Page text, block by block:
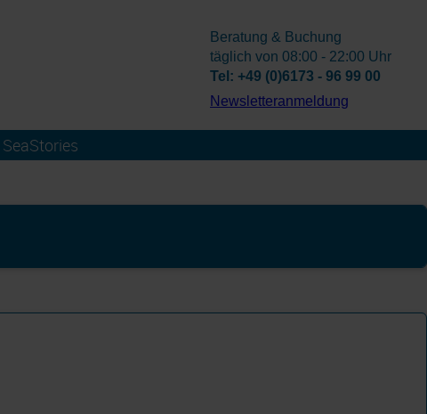
SeaStories
Beratung & Buchung
täglich von 08:00 - 22:00 Uhr
Tel: +49 (0)6173 - 96 99 00
­Newsletteranmeldung